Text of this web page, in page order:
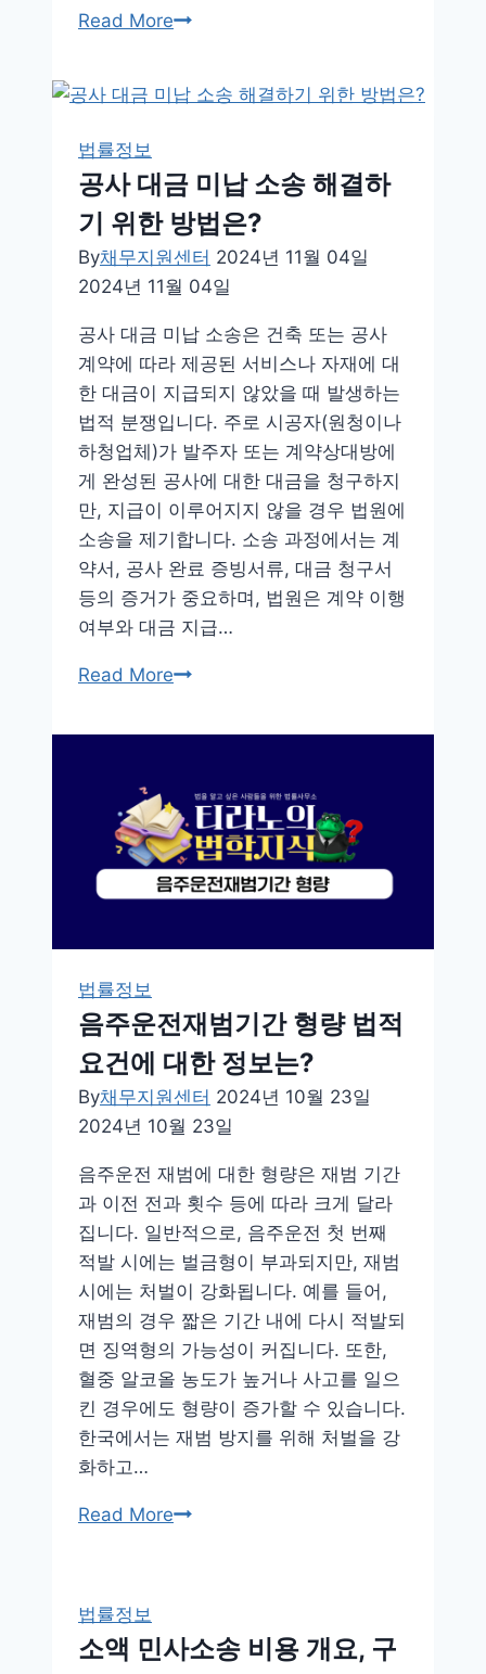
Read More자
보
기
처
벌
법
및
강
화
사
례
에
대
해
알
아
둬
법률정보
공사 대금 미납 소송 해결하
기 위한 방법은?
By채무지원센터 2024년 11월 04일
2024년 11월 04일
공사 대금 미납 소송은 건축 또는 공사
계약에 따라 제공된 서비스나 자재에 대
한 대금이 지급되지 않았을 때 발생하는
법적 분쟁입니다. 주로 시공자(원청이나
하청업체)가 발주자 또는 계약상대방에
게 완성된 공사에 대한 대금을 청구하지
만, 지급이 이루어지지 않을 경우 법원에
소송을 제기합니다. 소송 과정에서는 계
약서, 공사 완료 증빙서류, 대금 청구서
등의 증거가 중요하며, 법원은 계약 이행
여부와 대금 지급…
Read More공
대
납
소
송
위
한
방
법
법률정보
음주운전재범기간 형량 법적
요건에 대한 정보는?
By채무지원센터 2024년 10월 23일
2024년 10월 23일
음주운전 재범에 대한 형량은 재범 기간
과 이전 전과 횟수 등에 따라 크게 달라
집니다. 일반적으로, 음주운전 첫 번째
적발 시에는 벌금형이 부과되지만, 재범
시에는 처벌이 강화됩니다. 예를 들어,
재범의 경우 짧은 기간 내에 다시 적발되
면 징역형의 가능성이 커집니다. 또한,
혈중 알코올 농도가 높거나 사고를 일으
킨 경우에도 형량이 증가할 수 있습니다.
한국에서는 재범 방지를 위해 처벌을 강
화하고…
Read More음
범
법률정보
소액 민사소송 비용 개요, 구